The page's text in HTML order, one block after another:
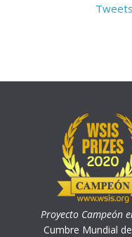
Proyecto Campeón
Cumbre Mundial